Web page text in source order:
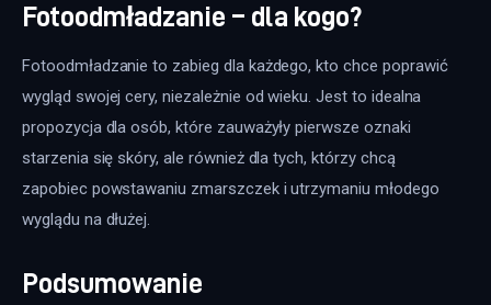
Fotoodmładzanie – dla kogo?
Fotoodmładzanie to zabieg dla każdego, kto chce poprawić
wygląd swojej cery, niezależnie od wieku. Jest to idealna
propozycja dla osób, które zauważyły pierwsze oznaki
starzenia się skóry, ale również dla tych, którzy chcą
zapobiec powstawaniu zmarszczek i utrzymaniu młodego
wyglądu na dłużej.
Podsumowanie